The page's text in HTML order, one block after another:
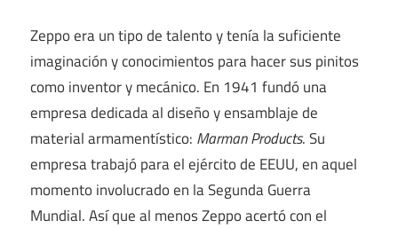
Zeppo era un tipo de talento y tenía la suficiente
imaginación y conocimientos para hacer sus pinitos
como inventor y mecánico. En 1941 fundó una
empresa dedicada al diseño y ensamblaje de
material armamentístico: Marman Products. Su
empresa trabajó para el ejército de EEUU, en aquel
momento involucrado en la Segunda Guerra
Mundial. Así que al menos Zeppo acertó con el